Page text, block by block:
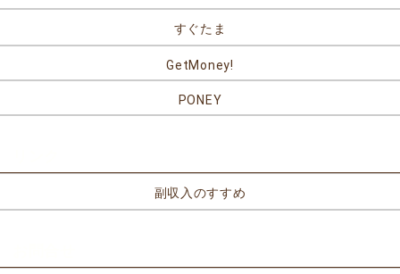
すぐたま
GetMoney!
PONEY
副収入のすすめ